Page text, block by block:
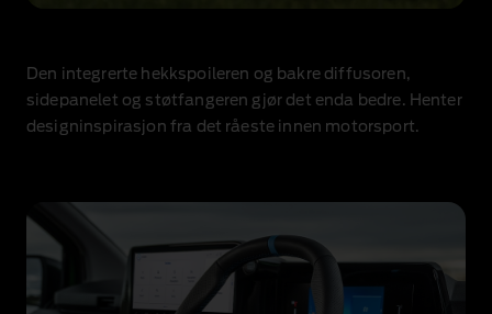
Den integrerte hekkspoileren og bakre diffusoren,
sidepanelet og støtfangeren gjør det enda bedre. Henter
designinspirasjon fra det råeste innen motorsport.